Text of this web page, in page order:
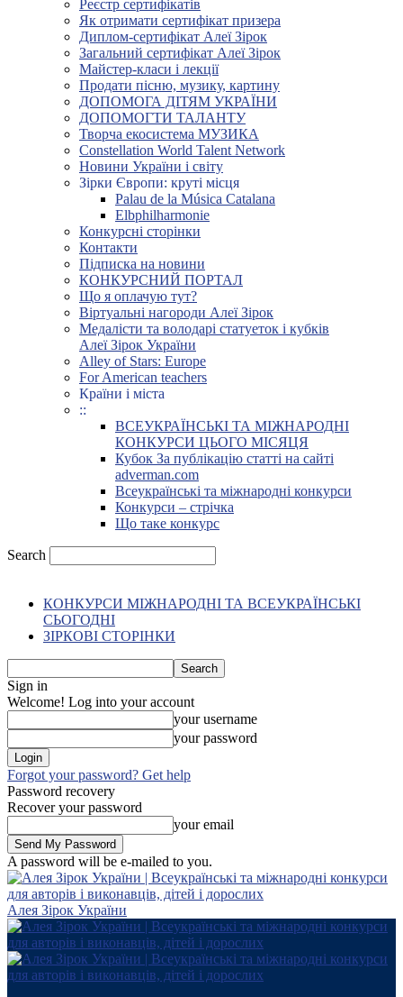
Реєстр сертифікатів
Як отримати сертифікат призера
Диплом-сертифікат Алеї Зірок
Загальний сертифікат Алеї Зірок
Майстер-класи і лекції
Продати пісню, музику, картину
ДОПОМОГА ДІТЯМ УКРАЇНИ
ДОПОМОГТИ ТАЛАНТУ
Творча екосистема МУЗИКА
Constellation World Talent Network
Новини України і світу
Зірки Європи: круті місця
Palau de la Música Catalana
Elbphilharmonie
Конкурсні сторінки
Контакти
Підписка на новини
КОНКУРСНИЙ ПОРТАЛ
Що я оплачую тут?
Віртуальні нагороди Алеї Зірок
Медалісти та володарі статуеток і кубків
Алеї Зірок України
Alley of Stars: Europe
For American teachers
Країни і міста
::
ВСЕУКРАЇНСЬКІ ТА МІЖНАРОДНІ
КОНКУРСИ ЦЬОГО МІСЯЦЯ
Кубок За публікацію статті на сайті
adverman.com
Всеукраїнські та міжнародні конкурси
Конкурси – стрічка
Що таке конкурс
Search
КОНКУРСИ МІЖНАРОДНІ ТА ВСЕУКРАЇНСЬКІ
СЬОГОДНІ
ЗІРКОВІ СТОРІНКИ
Sign in
Welcome! Log into your account
your username
your password
Forgot your password? Get help
Password recovery
Recover your password
your email
A password will be e-mailed to you.
Алея Зірок України